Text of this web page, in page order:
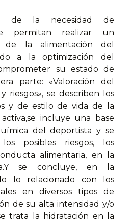
de la necesidad de
permitan realizar un
de la alimentación del
a la optimización del
su estado de
parte: «Valoración del
riesgos», se describen los
y de estilo de vida de la
incluye una base
del deportista y se
posibles riesgos, los
alimentaria, en la
se concluye, en la
lo relacionado con los
en diversos tipos de
de su alta intensidad y/o
trata la hidratación en la